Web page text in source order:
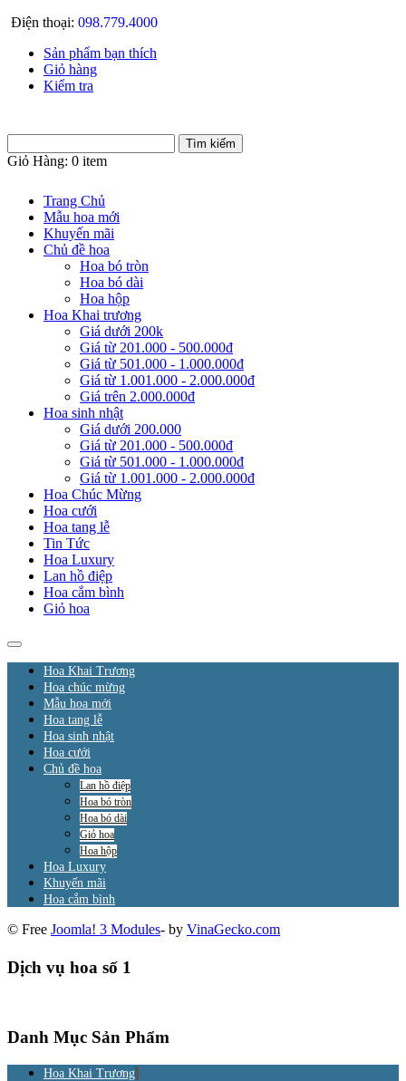
Điện thoại: 098.779.4000
Sản phẩm bạn thích
Giỏ hàng
Kiểm tra
Giỏ Hàng: 0 item
Trang Chủ
Mẫu hoa mới
Khuyến mãi
Chủ đề hoa
Hoa bó tròn
Hoa bó dài
Hoa hộp
Hoa Khai trương
Giá dưới 200k
Giá từ 201.000 - 500.000đ
Giá từ 501.000 - 1.000.000đ
Giá từ 1.001.000 - 2.000.000đ
Giá trên 2.000.000đ
Hoa sinh nhật
Giá dưới 200.000
Giá từ 201.000 - 500.000đ
Giá từ 501.000 - 1.000.000đ
Giá từ 1.001.000 - 2.000.000đ
Hoa Chúc Mừng
Hoa cưới
Hoa tang lễ
Tin Tức
Hoa Luxury
Lan hồ điệp
Hoa cắm bình
Giỏ hoa
Hoa Khai Trương
Hoa chúc mừng
Mẫu hoa mới
Hoa tang lễ
Hoa sinh nhật
Hoa cưới
Chủ đề hoa
Lan hồ điệp
Hoa bó tròn
Hoa bó dài
Giỏ hoa
Hoa hộp
Hoa Luxury
Khuyến mãi
Hoa cắm bình
© Free Joomla! 3 Modules- by VinaGecko.com
Dịch vụ hoa số 1
Danh Mục Sản Phẩm
Hoa Khai Trương